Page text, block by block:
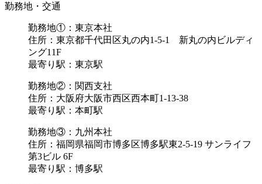
勤務地・交通
勤務地①：東京本社
住所：東京都千代田区丸の内1-5-1 新丸の内ビルディ
ング11F
最寄り駅：東京駅
勤務地②：関西支社
住所：大阪府大阪市西区西本町1-13-38
最寄り駅：本町駅
勤務地③：九州本社
住所：福岡県福岡市博多区博多駅東2-5-19 サンライフ
第3ビル 6F
最寄り駅：博多駅